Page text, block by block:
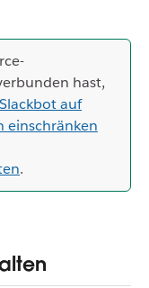
hast,
auf
einschränken
.